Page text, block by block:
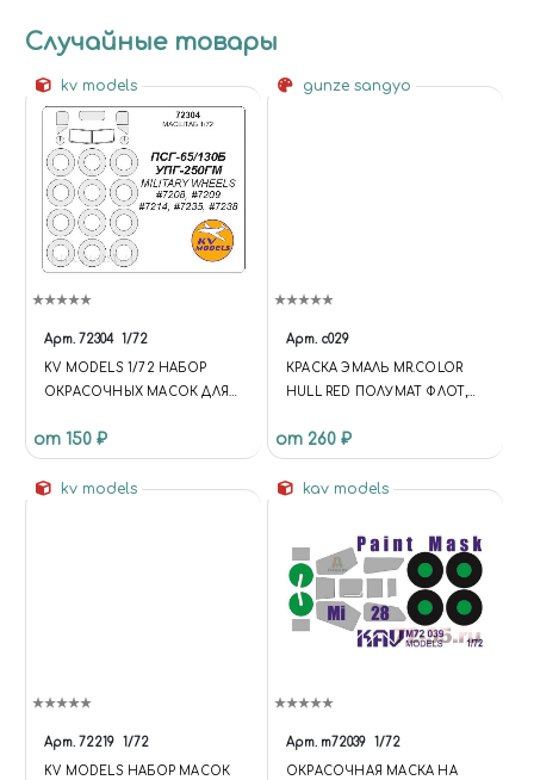
Случайные товары
kv models
Арт. 72304 1/72
KV MODELS 1/72 НАБОР
ОКРАСОЧНЫХ МАСОК ДЛЯ
АВТОМОБИЛЯ 51
от 150 ₽
gunze sangyo
Арт. c029
КРАСКА ЭМАЛЬ MR.COLOR
HULL RED ПОЛУМАТ ФЛОТ,
от 260 ₽
kv models
Арт. 72219 1/72
KV MODELS НАБОР МАСОК
kav models
Арт. m72039 1/72
ОКРАСОЧНАЯ МАСКА НА